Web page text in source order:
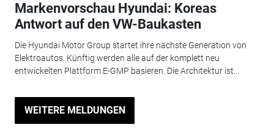
Markenvorschau Hyundai: Koreas
Antwort auf den VW-Baukasten
Die Hyundai Motor Group startet ihre nächste Generation von
Elektroautos. Künftig werden alle auf der komplett neu
entwickelten Plattform E-GMP basieren. Die Architektur ist...
WEITERE MELDUNGEN